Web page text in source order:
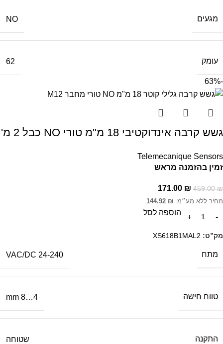
מגעים NO
עומק 62
-63%
גשש קרבה אינדוקטיבי 18 מ"מ טורי NO כבל 2 מ'
Telemecanique Sensors
זמין בהזמנה מראש
459.00₪
171.00 ₪
מחיר ללא מע״מ: 144.92 ₪
הוספה לסל
מק”ט: XS618B1MAL2
מתח 24-240 VAC/DC
טווח חישה 4…8 mm
התקנה שטוחה